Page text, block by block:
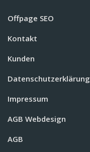
Offpage SEO
Kontakt
Kunden
Datenschutzerklärung
Impressum
AGB Webdesign
AGB